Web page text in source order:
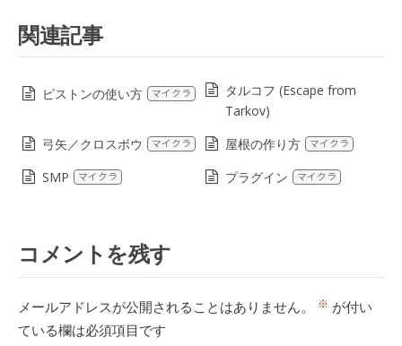
関連記事
ピストンの使い方 マイクラ
タルコフ (Escape from
Tarkov)
弓矢／クロスボウ
マイクラ 屋根の作り方 マイクラ
SMP マイクラ プラグイン マイクラ
コメントを残す
メールアドレスが公開されることはありません。 ※ が付い
ている欄は必須項目です